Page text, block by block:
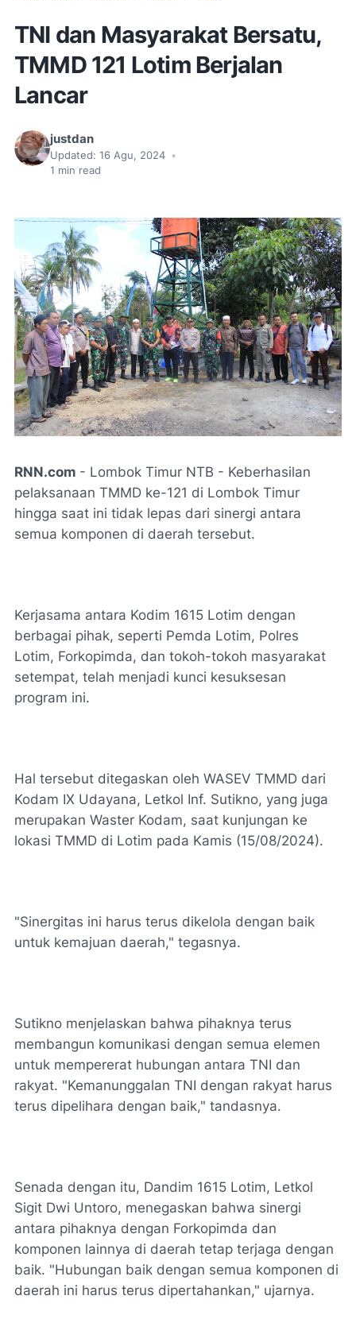
TNI dan Masyarakat Bersatu,
TMMD 121 Lotim Berjalan
Lancar
justdan
Updated: 16 Agu, 2024 •
1 min read
RNN.com - Lombok Timur NTB - Keberhasilan
pelaksanaan TMMD ke-121 di Lombok Timur
hingga saat ini tidak lepas dari sinergi antara
semua komponen di daerah tersebut.
Kerjasama antara Kodim 1615 Lotim dengan
berbagai pihak, seperti Pemda Lotim, Polres
Lotim, Forkopimda, dan tokoh-tokoh masyarakat
setempat, telah menjadi kunci kesuksesan
program ini.
Hal tersebut ditegaskan oleh WASEV TMMD dari
Kodam IX Udayana, Letkol Inf. Sutikno, yang juga
merupakan Waster Kodam, saat kunjungan ke
lokasi TMMD di Lotim pada Kamis (15/08/2024).
"Sinergitas ini harus terus dikelola dengan baik
untuk kemajuan daerah," tegasnya.
Sutikno menjelaskan bahwa pihaknya terus
membangun komunikasi dengan semua elemen
untuk mempererat hubungan antara TNI dan
rakyat. "Kemanunggalan TNI dengan rakyat harus
terus dipelihara dengan baik," tandasnya.
Senada dengan itu, Dandim 1615 Lotim, Letkol
Sigit Dwi Untoro, menegaskan bahwa sinergi
antara pihaknya dengan Forkopimda dan
komponen lainnya di daerah tetap terjaga dengan
baik. "Hubungan baik dengan semua komponen di
daerah ini harus terus dipertahankan," ujarnya.